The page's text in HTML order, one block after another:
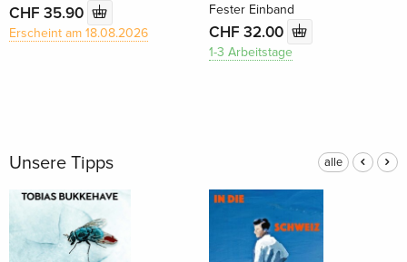
CHF 35.90
Erscheint am 18.08.2026
Fester Einband
CHF 32.00
1-3 Arbeitstage
Unsere Tipps alle